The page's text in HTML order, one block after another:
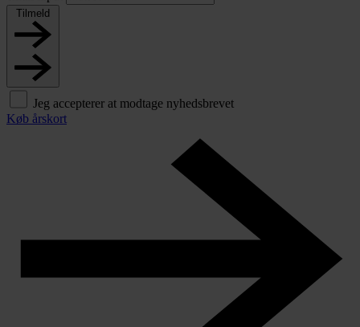
Tilmeld
Jeg accepterer at modtage nyhedsbrevet
Køb årskort